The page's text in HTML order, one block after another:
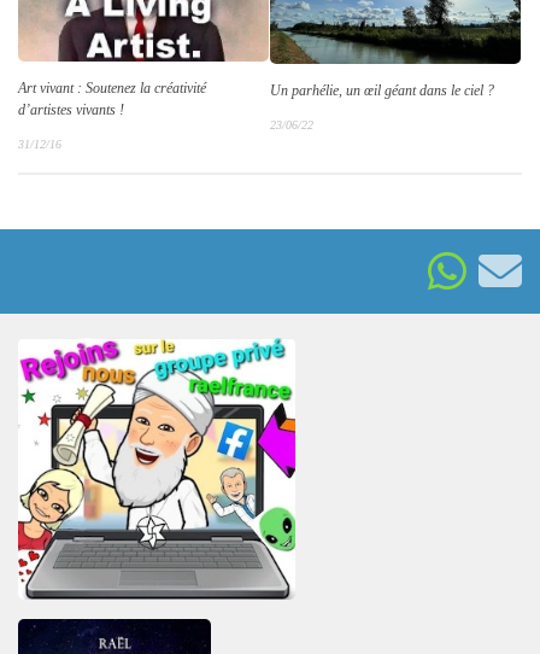
Art vivant : Soutenez la créativité
d’artistes vivants !
31/12/16
Un parhélie, un œil géant dans le ciel ?
23/06/22